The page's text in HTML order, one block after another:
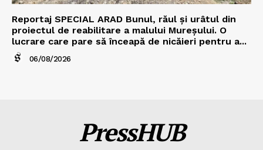
Reportaj SPECIAL ARAD Bunul, răul și urâtul din
proiectul de reabilitare a malului Mureșului. O
lucrare care pare să înceapă de nicăieri pentru a...
06/08/2026
PressHUB